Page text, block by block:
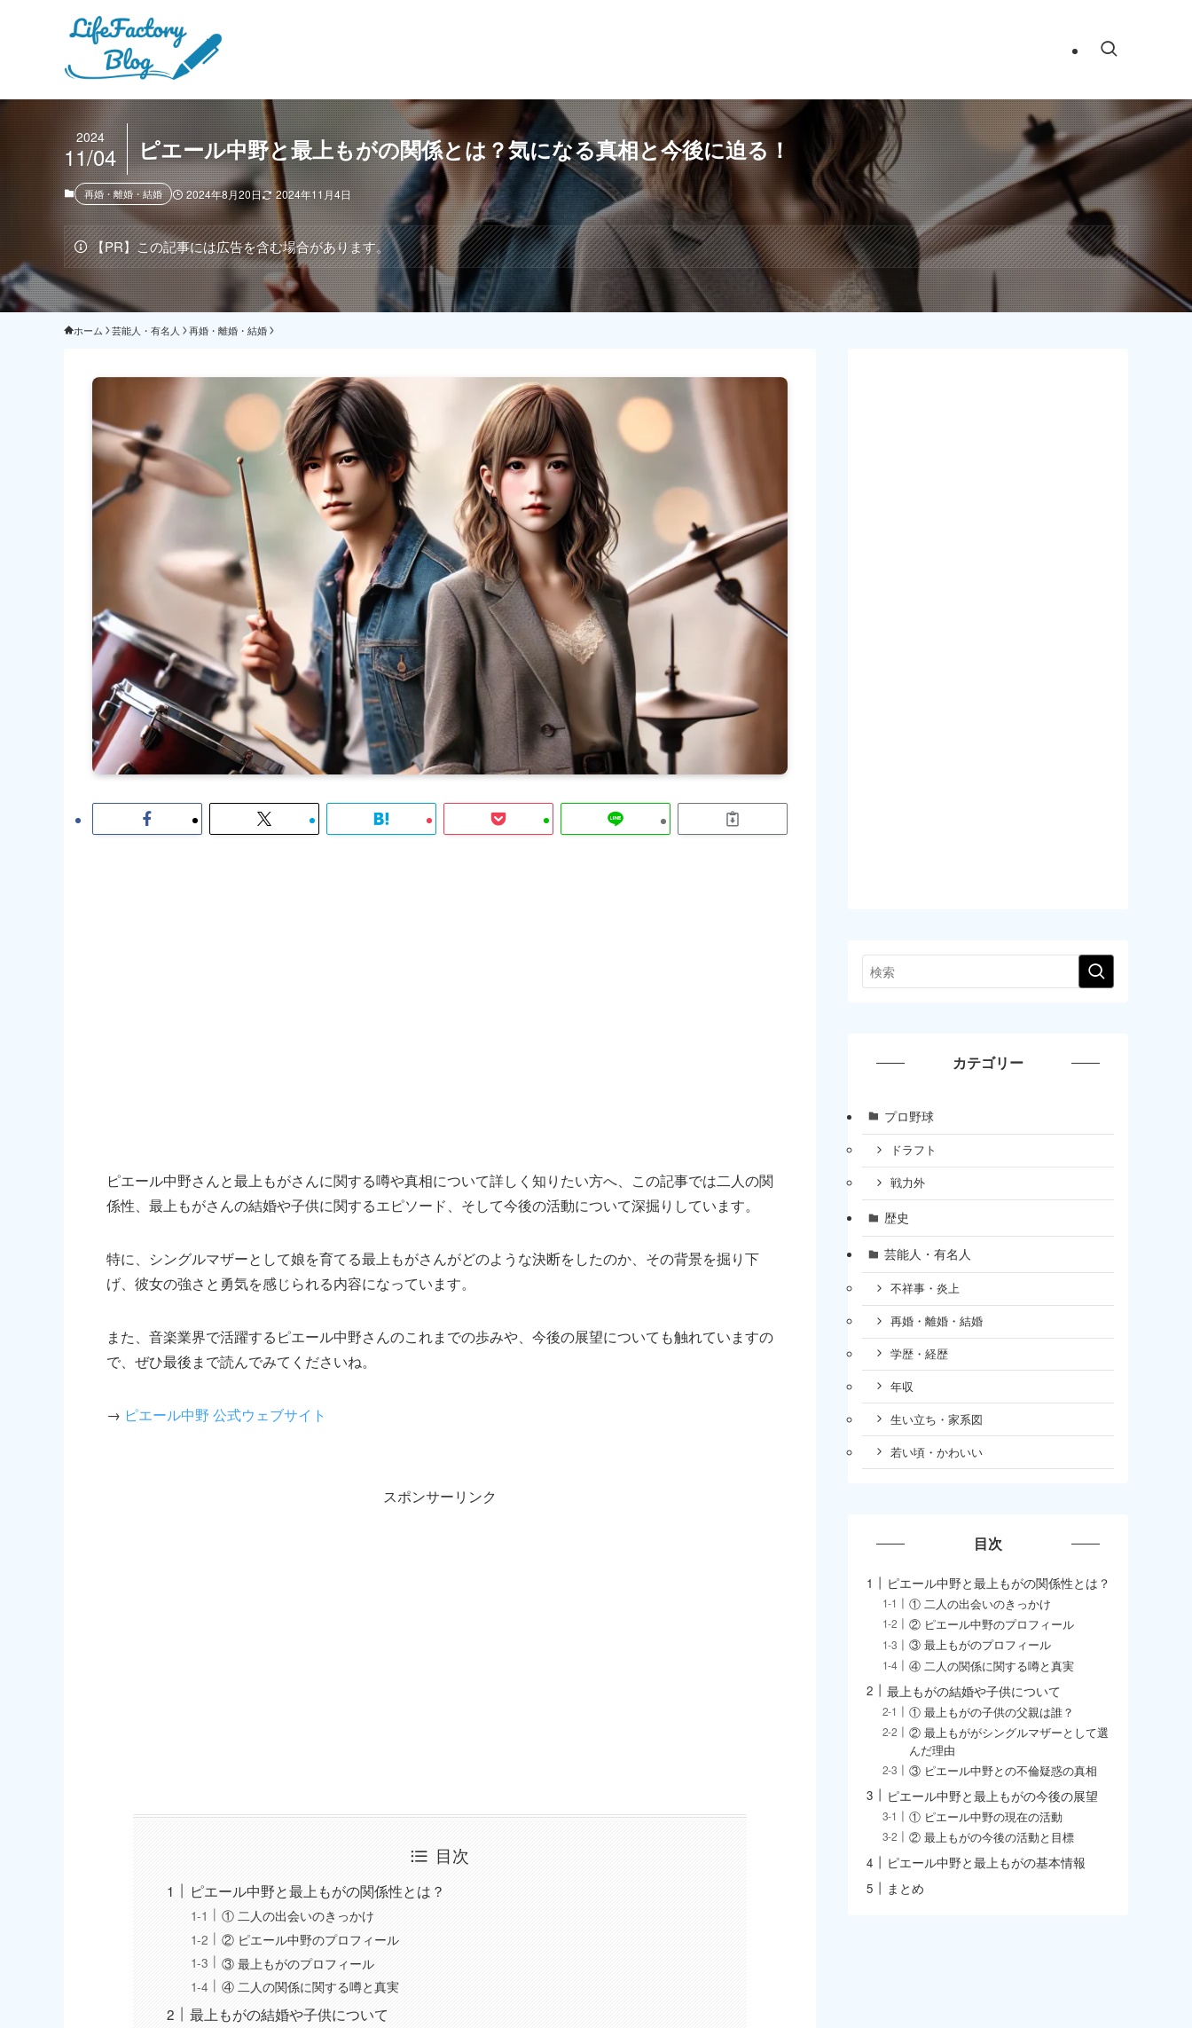
ピエール中野と最上もがの関係とは？気になる真相と今後に迫る！
2024
11/04
再婚・離婚・結婚 2024年8月20日 2024年11月4日
【PR】この記事には広告を含む場合があります。
ホーム 芸能人・有名人 再婚・離婚・結婚
ピエール中野さんと最上もがさんに関する噂や真相について詳しく知りたい方へ、この記事では二人の関
係性、最上もがさんの結婚や子供に関するエピソード、そして今後の活動について深掘りしています。
特に、シングルマザーとして娘を育てる最上もがさんがどのような決断をしたのか、その背景を掘り下
げ、彼女の強さと勇気を感じられる内容になっています。
また、音楽業界で活躍するピエール中野さんのこれまでの歩みや、今後の展望についても触れていますの
で、ぜひ最後まで読んでみてくださいね。
→ ピエール中野 公式ウェブサイト
スポンサーリンク
目次
ピエール中野と最上もがの関係性とは？
① 二人の出会いのきっかけ
② ピエール中野のプロフィール
③ 最上もがのプロフィール
④ 二人の関係に関する噂と真実
最上もがの結婚や子供について
カテゴリー
プロ野球
ドラフト
戦力外
歴史
芸能人・有名人
不祥事・炎上
再婚・離婚・結婚
学歴・経歴
年収
生い立ち・家系図
若い頃・かわいい
目次
ピエール中野と最上もがの関係性とは？
① 二人の出会いのきっかけ
② ピエール中野のプロフィール
③ 最上もがのプロフィール
④ 二人の関係に関する噂と真実
最上もがの結婚や子供について
① 最上もがの子供の父親は誰？
② 最上もががシングルマザーとして選
んだ理由
③ ピエール中野との不倫疑惑の真相
ピエール中野と最上もがの今後の展望
① ピエール中野の現在の活動
② 最上もがの今後の活動と目標
ピエール中野と最上もがの基本情報
まとめ